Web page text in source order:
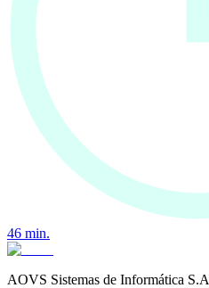
46 min.
AOVS Sistemas de Informática S.A